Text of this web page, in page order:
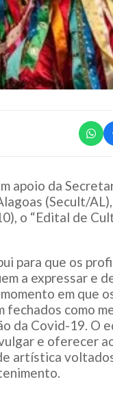
apoio da
(Secult/
o “Edital de
para que os
a expressar e
em que
fechados como
da Covid-19. O
e oferecer
artística